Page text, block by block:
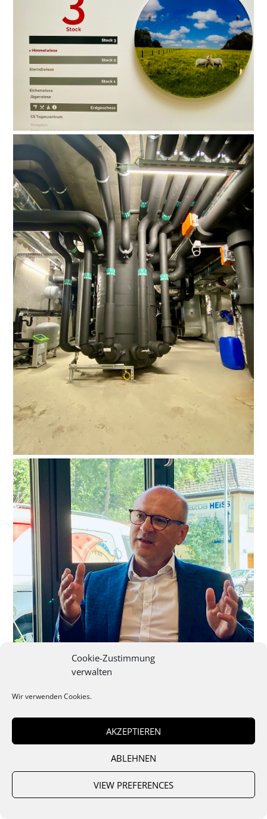
Cookie-Zustimmung
verwalten
Wir verwenden Cookies.
AKZEPTIEREN
ABLEHNEN
VIEW PREFERENCES